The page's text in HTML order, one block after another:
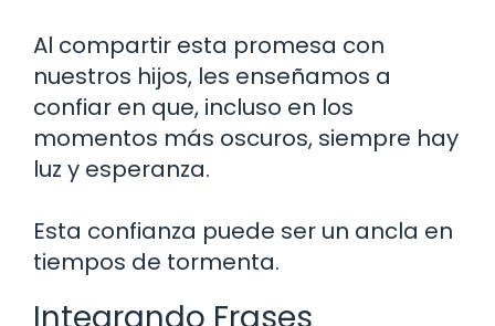
Al compartir esta promesa con
nuestros hijos, les enseñamos a
confiar en que, incluso en los
momentos más oscuros, siempre hay
luz y esperanza.
Esta confianza puede ser un ancla en
tiempos de tormenta.